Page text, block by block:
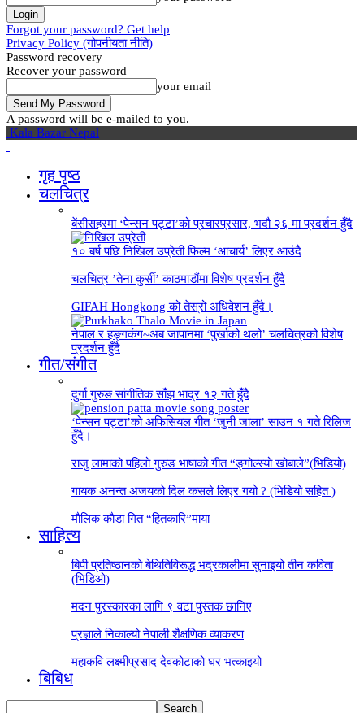
Forgot your password? Get help
Privacy Policy (गोपनीयता नीति)
Password recovery
Recover your password
your email
A password will be e-mailed to you.
Kala Bazar Nepal
गृह पृष्‍ठ
चलचित्र
बेंसीसहरमा ‘पेन्सन पट्टा’को प्रचारप्रसार, भदौ २६ मा प्रदर्शन हुँदै
१० बर्ष पछि निखिल उप्रेती फिल्म ‘आचार्य’ लिएर आउंदै
चलचित्र ’तेना कुर्सी’ काठमाडौंमा विशेष प्रदर्शन हुँदै
GIFAH Hongkong को तेस्रो अधिवेशन हुँदै।
नेपाल र हङ्गकंग~अब जापानमा ‘पुर्खाको थलो’ चलचित्रको विशेष
प्रदर्शन हुँदै
गीत/संगीत
दुर्गा गुरुङ सांगीतिक साँझ भाद्र १२ गते हुँदै
‘पेन्सन पट्टा’को अफिसियल गीत ‘जुनी जाला’ साउन १ गते रिलिज
हुँदै।
राजु लामाको पहिलो गुरुङ भाषाको गीत “ङ्गोल्स्यो खोबाले”(भिडियो)
गायक अनन्त अजयको दिल कसले लिएर गयो ? (भिडियो सहित )
माैलिक काैडा गित “हितकारि”माया
साहित्य
बिपी प्रतिष्ठानको बेथितिविरूद्ध भद्रकालीमा सुनाइयो तीन कविता
(भिडिओ)
मदन पुरस्कारका लागि ९ वटा पुस्तक छानिए
प्रज्ञाले निकाल्यो नेपाली शैक्षणिक व्याकरण
महाकवि लक्ष्मीप्रसाद देवकोटाको घर भत्काइयो
बिबिध